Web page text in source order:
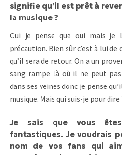
signifie qu’il est prêt à
la musique ?
Oui je pense que oui mais je
précaution. Bien sûr c’est à lui
qu’il sera de retour. On a un
sang rampe là où il ne peut
dans ses veines donc je pense
musique. Mais qui suis-je pour dire
Je sais que vous
fantastiques. Je voudrais
nom de vos fans qui